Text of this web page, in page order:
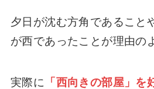
夕日が沈む方角であること
が西であったことが理由の
実際に 「西向きの部屋」を